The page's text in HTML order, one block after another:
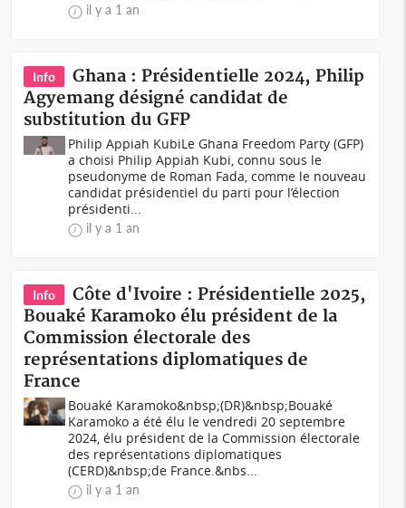
il y a 1 an
Info
Ghana : Présidentielle 2024, Philip
Agyemang désigné candidat de
substitution du GFP
Philip Appiah KubiLe Ghana Freedom Party (GFP)
a choisi Philip Appiah Kubi, connu sous le
pseudonyme de Roman Fada, comme le nouveau
candidat présidentiel du parti pour l’élection
présidenti...
il y a 1 an
Info
Côte d'Ivoire : Présidentielle 2025,
Bouaké Karamoko élu président de la
Commission électorale des
représentations diplomatiques de
France
Bouaké Karamoko&nbsp;(DR)&nbsp;Bouaké
Karamoko a été élu le vendredi 20 septembre
2024, élu président de la Commission électorale
des représentations diplomatiques
(CERD)&nbsp;de France.&nbs...
il y a 1 an